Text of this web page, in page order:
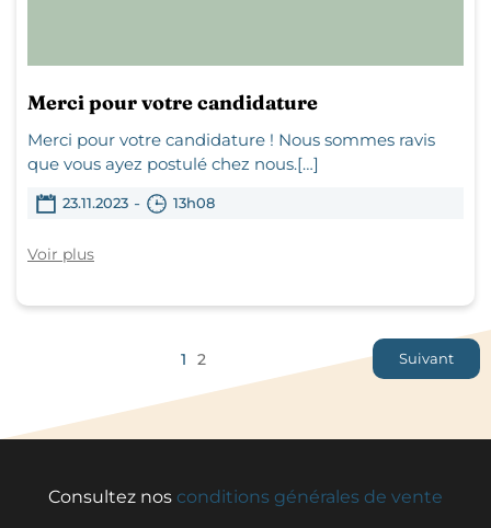
Merci pour votre candidature
Merci pour votre candidature ! Nous sommes ravis
que vous ayez postulé chez nous.[…]
23.11.2023 - 13h08
Voir plus
1 2 Suivant
Consultez nos conditions générales de vente